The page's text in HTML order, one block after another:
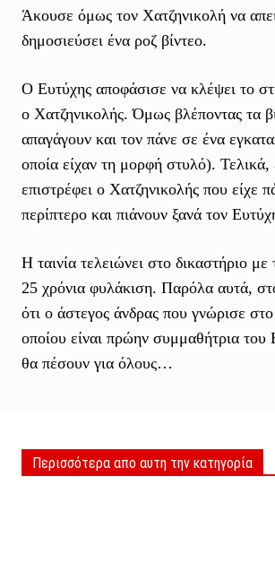
Άκουσε όμως τον Χατζηνικολή να
δημοσιεύσει ένα ροζ βίντεο.
Ο Ευτύχης αποφάσισε να κλέψει το
ο Χατζηνικολής. Όμως βλέποντας τα
απαγάγουν και τον πάνε σε ένα
οποία είχαν τη μορφή στυλό).
επιστρέφει ο Χατζηνικολής που είχε
περίπτερο και πιάνουν ξανά τον
Η ταινία τελειώνει στο δικαστήριο
25 χρόνια φυλάκιση. Παρόλα αυτά, στο
ότι ο άστεγος άνδρας που γνώρισε
οποίου είναι πρώην συμμαθήτρια του
θα πέσουν για όλους…
Περισσότερα απο αυτη την κατηγορία